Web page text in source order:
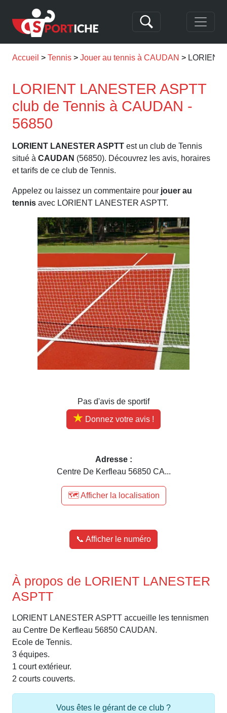
Accueil Tennis Jouer au tennis à CAUDAN LORIENT
LORIENT LANESTER ASPTT
club de Tennis à CAUDAN -
56850
LORIENT LANESTER ASPTT est un club de Tennis
situé à CAUDAN (56850). Découvrez les avis, horaires
et tarifs de ce club de Tennis.
Appelez ou laissez un commentaire pour jouer au
tennis avec LORIENT LANESTER ASPTT.
Pas d'avis de sportif
Donnez votre avis !
Adresse :
Centre De Kerfleau 56850 CA...
🗺️ Afficher la localisation
📞 Afficher le numéro
À propos de LORIENT LANESTER
ASPTT
LORIENT LANESTER ASPTT accueille les tennismen
au Centre De Kerfleau 56850 CAUDAN.
Ecole de Tennis.
3 équipes.
1 court extérieur.
2 courts couverts.
Vous êtes le gérant de ce club ?